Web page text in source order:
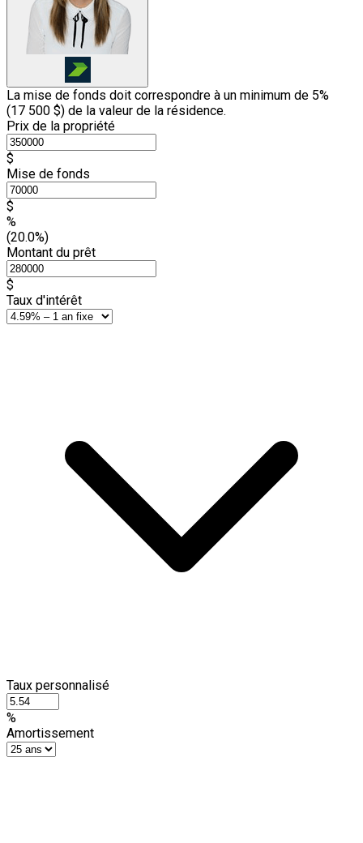
La mise de fonds doit correspondre à un minimum de 5%
(17 500 $) de la valeur de la résidence.
Prix de la propriété
$
Mise de fonds
$
%
(20.0%)
Montant du prêt
$
Taux d'intérêt
Taux personnalisé
%
Amortissement